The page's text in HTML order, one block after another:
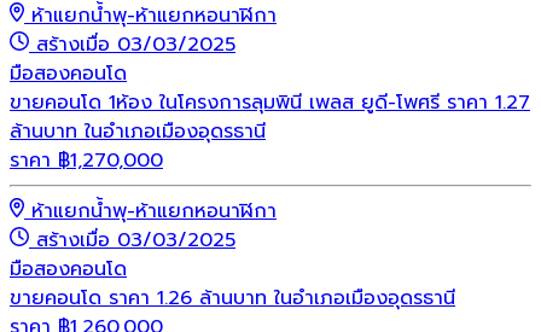
ห้าแยกน้ำพุ-ห้าแยกหอนาฬิกา
สร้างเมื่อ 03/03/2025
มือสองคอนโด
ขายคอนโด 1ห้อง ในโครงการลุมพินี เพลส ยูดี-โพศรี ราคา 1.27
ล้านบาท ในอำเภอเมืองอุดรธานี
ราคา ฿1,270,000
ห้าแยกน้ำพุ-ห้าแยกหอนาฬิกา
สร้างเมื่อ 03/03/2025
มือสองคอนโด
ขายคอนโด ราคา 1.26 ล้านบาท ในอำเภอเมืองอุดรธานี